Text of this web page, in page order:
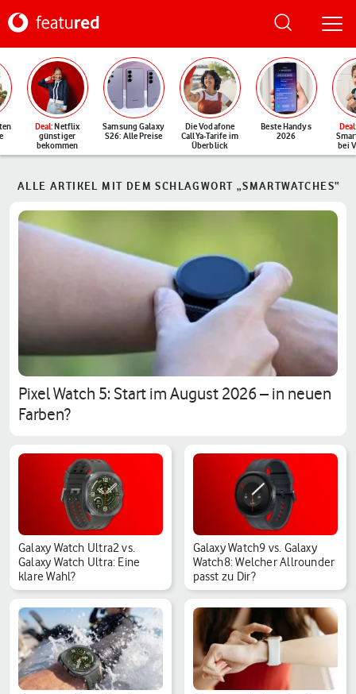
Deal: Netflix
günstiger
bekommen
Samsung Galaxy
S26: Alle Preise
Die Vodafone
CallYa-Tarife im
Überblick
Beste Handys
2026
Deal
bei
ALLE ARTIKEL MIT DEM SCHLAGWORT „SMARTWATCHES“
Pixel Watch 5: Start im August 2026 – in neuen
Farben?
Galaxy Watch Ultra2 vs.
Galaxy Watch Ultra: Eine
klare Wahl?
Galaxy Watch9 vs. Galaxy
Watch8: Welcher Allrounder
passt zu Dir?